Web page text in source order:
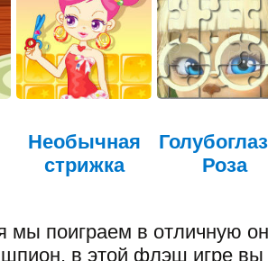
Необычная
стрижка
Роза
мы поиграем в отличную
в этой флэш игре вы